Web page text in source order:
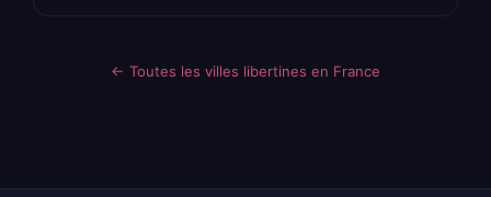
← Toutes les villes libertines en France